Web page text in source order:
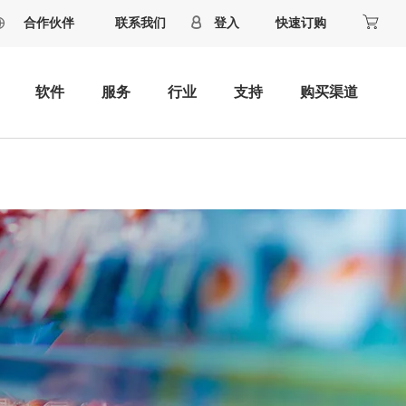
合作伙伴 联系我们 登入 快速订购
软件 服务 行业 支持 购买渠道